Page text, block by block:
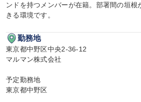
ンドを持つメンバーが在籍。部署間の垣根
きる環境です。
勤務地
東京都中野区中央2-36-12
マルマン株式会社
予定勤務地
東京都中野区